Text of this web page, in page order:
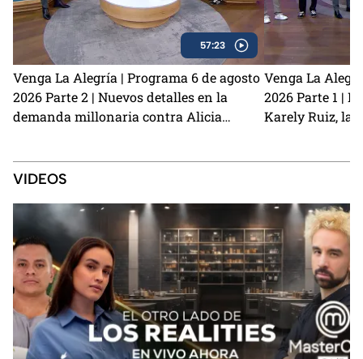
57:23
Venga La Alegría | Programa 6 de agosto
2026 Parte 2 | Nuevos detalles en la
demanda millonaria contra Alicia
2
Venga La
2026 Parte 1 |
Karely Ruiz, la
VIDEOS